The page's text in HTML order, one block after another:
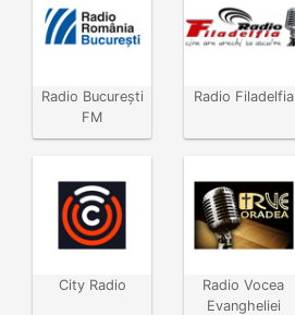
Radio Bucureşti
FM
Radio Filadelfia
City Radio
Radio Vocea
Evangheliei